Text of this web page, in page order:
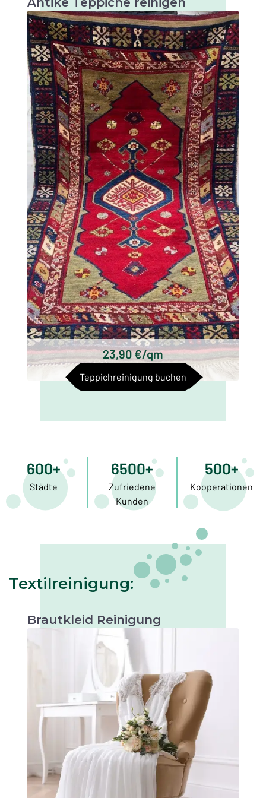
Antike Teppiche sind sehr wertvolle und
kunstvolle Textilien, die besonders sorgfältig
gereinigt werden müssen, um ihre Schönheit
und Langlebigkeit zu erhalten.
Es gibt viele verschiedene Arten von antiken
Teppichen, die sich hauptsächlich durch ihre
Herkunft, Technik und Design unterscheiden.
Einige der bekanntesten Arten von antiken
Teppichen sind:
23,90 €/qm
Teppichreinigung buchen
600+
Städte
6500+
Zufriedene
Kunden
500+
Kooperationen
Textilreinigung:
Brautkleid Reinigung
Schonende Reinigung, um die Schönheit Ihres
Brautkleids zu bewahren. Perfekt für
Erinnerungsstücke oder zukünftige Anlässe.